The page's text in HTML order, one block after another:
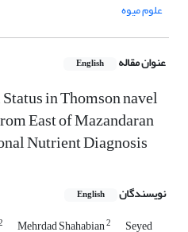
علوم میوه
عنوان مقاله English
in Thomson navel
East of Mazandaran
Nutrient Diagnosis
نویسندگان English
Mehrdad Shahabian2 Seyed